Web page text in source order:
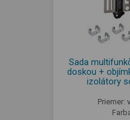
Sada
doskou +
izolátory
Priemer: